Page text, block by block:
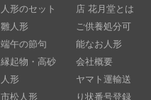
人形のセット
雛人形
端午の節句
縁起物・高砂
人形
市松人形
店 花月堂とは
ご供養処分可
能なお人形
会社概要
ヤマト運輸送
り状番号登録